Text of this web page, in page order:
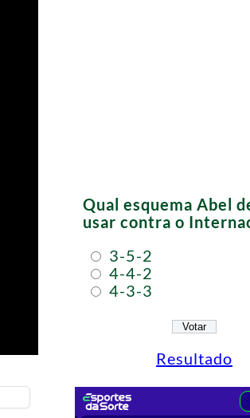
Qual esquema Abel
usar contra o
3-5-2
4-4-2
4-3-3
Resultado